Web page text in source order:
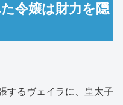
令嬢は財力を隠
するヴェイラに、皇太子